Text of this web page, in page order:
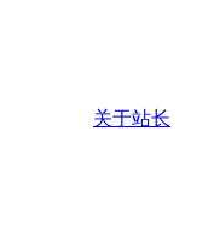
关于站长